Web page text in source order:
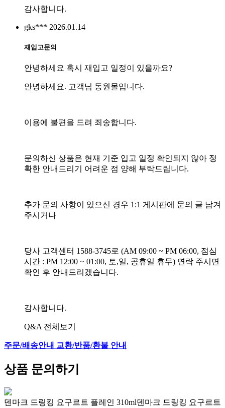
감사합니다.
gks*** 2026.01.14
재입고문의
안녕하세요 혹시 재입고 일정이 있을까요?
안녕하세요. 고객님 동원몰입니다.
이용에 불편을 드려 죄송합니다.
문의하신 상품은 현재 기준 입고 일정 확인되지 않아 정
확한 안내드리기 어려운 점 양해 부탁드립니다.
추가 문의 사항이 있으신 경우 1:1 게시판에 문의 글 남겨
주시거나
당사 고객센터 1588-3745로 (AM 09:00 ~ PM 06:00, 점심
시간 : PM 12:00 ~ 01:00, 토,일, 공휴일 휴무) 연락 주시면
확인 후 안내드리겠습니다.
감사합니다.
Q&A 전체보기
주문/배송안내 교환/반품/환불 안내
상품 문의하기
덴마크 드링킹 요구르트 플레인 310ml덴마크 드링킹 요구르트